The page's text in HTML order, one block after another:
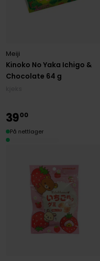
Kinoko No Yaka Ichigo &
Chocolate 64 g
Meiji
3900
På nettlager